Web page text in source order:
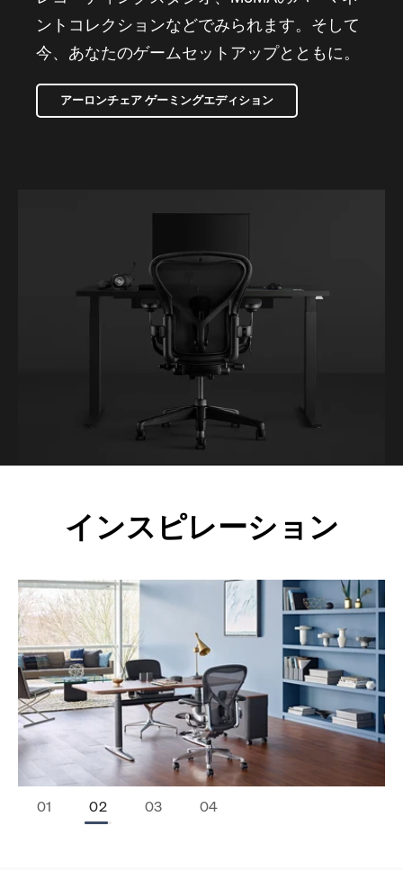
ントコレクションなどでみられます。そして
今、あなたのゲームセットアップとともに。
アーロンチェア ゲーミングエディション
インスピレーション